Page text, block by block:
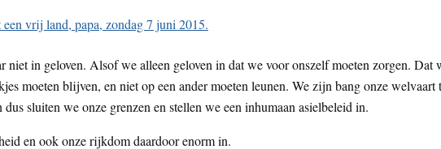
in geloven. Alsof we alleen geloven in dat we voor onszelf moeten zorgen. Dat
moeten blijven, en niet op een ander moeten leunen. We zijn bang onze welvaart
sluiten we onze grenzen en stellen we een inhumaan asielbeleid in.
en ook onze rijkdom daardoor enorm in.